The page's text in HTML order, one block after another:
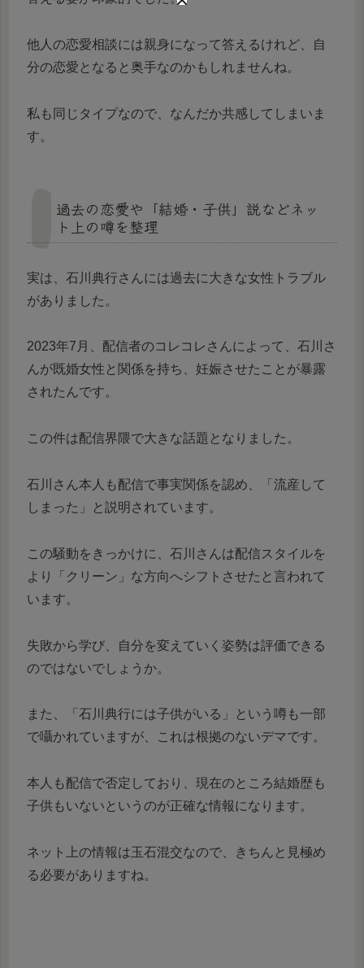
他人の恋愛相談には親身になって答えるけれど、自
分の恋愛となると奥手なのかもしれませんね。
私も同じタイプなので、なんだか共感してしまいま
す。
過去の恋愛や「結婚・子供」説などネッ
ト上の噂を整理
実は、石川典行さんには過去に大きな女性トラブル
がありました。
2023年7月、配信者のコレコレさんによって、石川さ
んが既婚女性と関係を持ち、妊娠させたことが暴露
されたんです。
この件は配信界隈で大きな話題となりました。
石川さん本人も配信で事実関係を認め、「流産して
しまった」と説明されています。
この騒動をきっかけに、石川さんは配信スタイルを
より「クリーン」な方向へシフトさせたと言われて
います。
失敗から学び、自分を変えていく姿勢は評価できる
のではないでしょうか。
また、「石川典行には子供がいる」という噂も一部
で囁かれていますが、これは根拠のないデマです。
本人も配信で否定しており、現在のところ結婚歴も
子供もいないというのが正確な情報になります。
ネット上の情報は玉石混交なので、きちんと見極め
る必要がありますね。